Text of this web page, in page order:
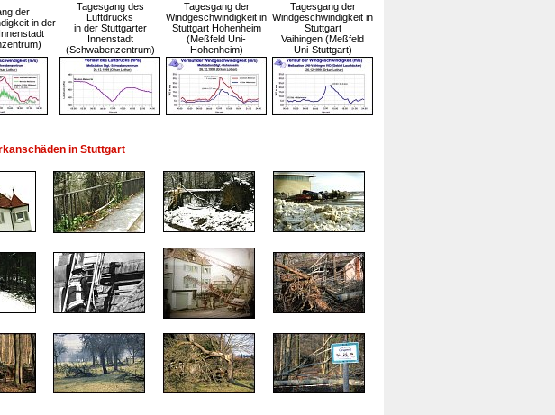
der
in der
Tagesgang des
Luftdrucks
in der Stuttgarter
Innenstadt
(Schwabenzentrum)
Tagesgang der
Windgeschwindigkeit in
Stuttgart Hohenheim
(Meßfeld Uni-
Hohenheim)
Tagesgang der
Windgeschwindigkeit in
Stuttgart
Vaihingen (Meßfeld
Uni-Stuttgart)
in Stuttgart